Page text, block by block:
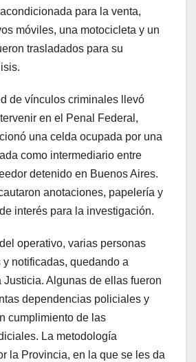
para la venta,
móviles, una motocicleta y un
trasladados para su
de vínculos criminales llevó
en el Penal Federal,
una celda ocupada por una
como intermediario entre
detenido en Buenos Aires.
anotaciones, papelería y
interés para la investigación.
operativo, varias personas
notificadas, quedando a
Algunas de ellas fueron
dependencias policiales y
cumplimiento de las
La metodología
la Provincia, en la que se les da